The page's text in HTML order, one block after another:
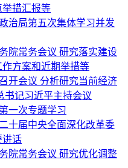
措汇报等
治局第五次集体学习并发
院常务会议 研究落实建设
方案和近期举措等
开会议 分析研究当前经济
书记习近平主持会议
一次专题学习
十届中央全面深化改革委
讲话
院常务会议 研究优化调整